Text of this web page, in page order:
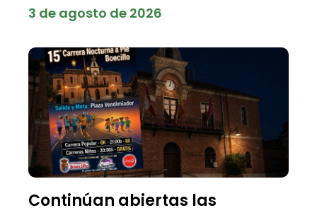
3 de agosto de 2026
Continúan abiertas las